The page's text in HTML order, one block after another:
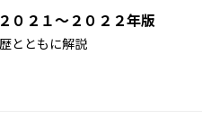
２１～２０２２年版
とともに解説